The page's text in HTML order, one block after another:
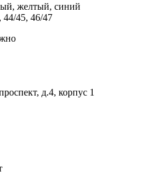
желтый, синий
44/45, 46/47
д.4, корпус 1